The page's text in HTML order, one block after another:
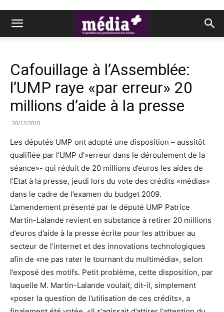
Cafouillage à l’Assemblée:
l’UMP raye «par erreur» 20
millions d’aide à la presse
20/12/2010
Les députés UMP ont adopté une disposition – aussitôt
qualifiée par l’UMP d’»erreur dans le déroulement de la
séance»- qui réduit de 20 millions d’euros les aides de
l’Etat à la presse, jeudi lors du vote des crédits «médias»
dans le cadre de l’examen du budget 2009.
L’amendement présenté par le député UMP Patrice
Martin-Lalande revient en substance à retirer 20 millions
d’euros d’aide à la presse écrite pour les attribuer au
secteur de l’internet et des innovations technologiques
afin de «ne pas rater le tournant du multimédia», selon
l’exposé des motifs. Petit problème, cette disposition, par
laquelle M. Martin-Lalande voulait, dit-il, simplement
«poser la question de l’utilisation de ces crédits», a